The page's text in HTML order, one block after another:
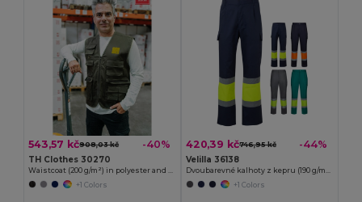
543,57 kč908,03 kč -40%
TH Clothes 30270
+1 Colors
420,39 kč746,95 kč -44%
Velilla 36138
+1 Colors